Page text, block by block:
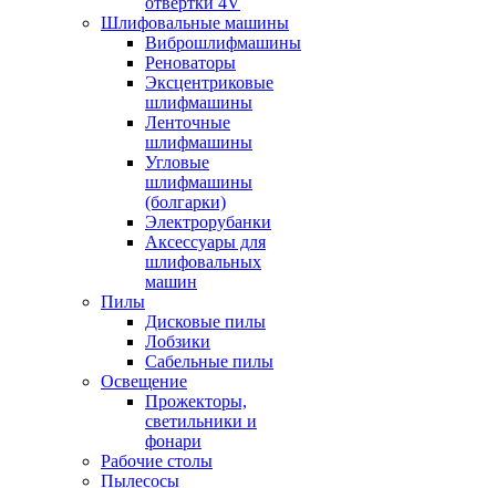
Шлифовальные машины
Виброшлифмашины
Реноваторы
Эксцентриковые
шлифмашины
Ленточные
шлифмашины
Угловые
шлифмашины
(болгарки)
Электрорубанки
Аксессуары для
шлифовальных
машин
Пилы
Дисковые пилы
Лобзики
Сабельные пилы
Освещение
Прожекторы,
светильники и
фонари
Рабочие столы
Пылесосы